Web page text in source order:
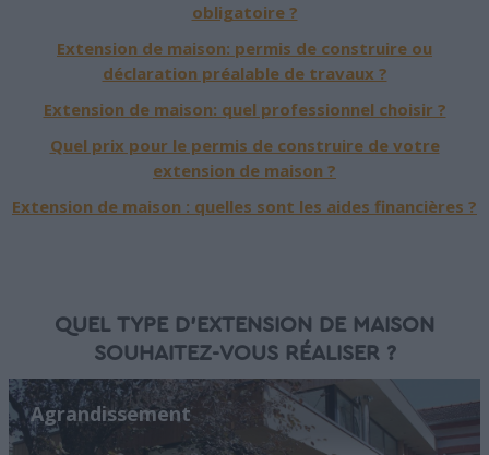
obligatoire ?
Extension de maison: permis de construire ou
déclaration préalable de travaux ?
Extension de maison: quel professionnel choisir ?
Quel prix pour le permis de construire de votre
extension de maison ?
Extension de maison : quelles sont les aides financières ?
QUEL TYPE D'EXTENSION DE MAISON
SOUHAITEZ-VOUS RÉALISER ?
Agrandissement